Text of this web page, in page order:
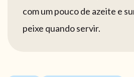
com um pouco de azeite e
peixe quando servir.